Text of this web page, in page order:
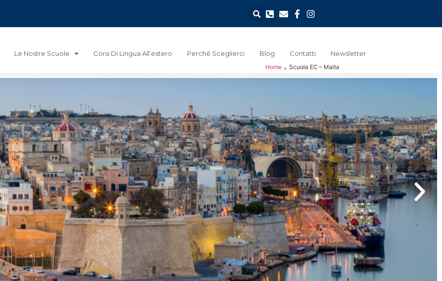
Le Nostre Scuole Corsi Di Lingua All’estero Perché Sceglierci Blog Contatti Newsletter
Home > Scuola EC – Malta